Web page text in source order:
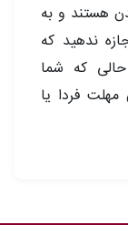
هستند و به
ندهید که
حالی که شما
مهلت فردا یا